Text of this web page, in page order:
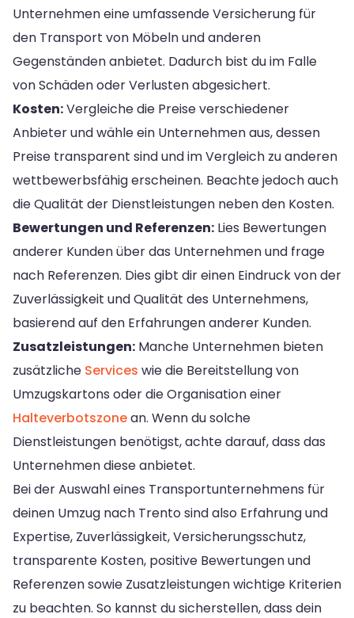
Unternehmen eine umfassende Versicherung für
den Transport von Möbeln und anderen
Gegenständen anbietet. Dadurch bist du im Falle
von Schäden oder Verlusten abgesichert.
Kosten:Vergleiche die Preise verschiedener
Anbieter und wähle ein Unternehmen aus, dessen
Preise transparent sind und im Vergleich zu anderen
wettbewerbsfähig erscheinen. Beachte jedoch auch
die Qualität der Dienstleistungen neben den Kosten.
Bewertungen und Referenzen: Lies Bewertungen
anderer Kunden über das Unternehmen und frage
nach Referenzen. Dies gibt dir einen Eindruck von der
Zuverlässigkeit und Qualität des Unternehmens,
basierend auf den Erfahrungen anderer Kunden.
Zusatzleistungen: Manche Unternehmen bieten
zusätzliche Services wie die Bereitstellung von
Umzugskartons oder die Organisation einer
Halteverbotszonean. Wenn du solche
Dienstleistungen benötigst, achte darauf, dass das
Unternehmen diese anbietet.
Bei der Auswahl eines Transportunternehmens für
deinen Umzug nach Trento sind also Erfahrung und
Expertise, Zuverlässigkeit, Versicherungsschutz,
transparente Kosten, positive Bewertungen und
Referenzen sowie Zusatzleistungen wichtige Kriterien
zu beachten. So kannst du sicherstellen, dass dein